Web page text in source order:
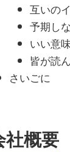
互いの
予期し
いい意
皆が読
さいごに
社概要